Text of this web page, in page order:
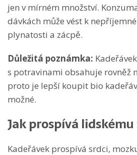
jen v mírném množství.
dávkách může vést k
plynatosti a zácpě.
Důležitá poznámka:
s potravinami obsahuje rovněž
proto je lepší koupit bio
možné.
Jak prospívá
Kadeřávek prospívá srdci,